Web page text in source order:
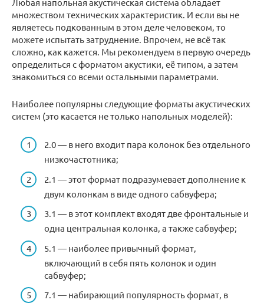
множеством технических характеристик. И если вы не
являетесь подкованным в этом деле человеком, то
можете испытать затруднение. Впрочем, не всё так
сложно, как кажется. Мы рекомендуем в первую очередь
определиться с форматом акустики, её типом, а затем
знакомиться со всеми остальными параметрами.
Наиболее популярны следующие форматы акустических
систем (это касается не только напольных моделей):
2.0 — в него входит пара колонок без отдельного
низкочастотника;
2.1 — этот формат подразумевает дополнение к
двум колонкам в виде одного сабвуфера;
3.1 — в этот комплект входят две фронтальные и
одна центральная колонка, а также сабвуфер;
5.1 — наиболее привычный формат,
включающий в себя пять колонок и один
сабвуфер;
7.1 — набирающий популярность формат, в